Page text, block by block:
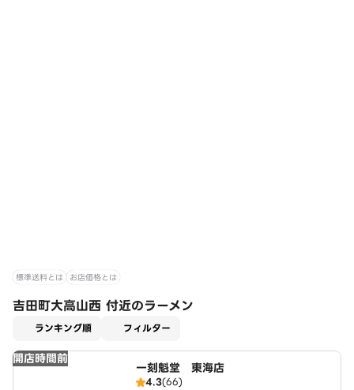
標準送料とは お店価格とは
吉田町大高山西 付近のラーメン
ランキング順 フィルター
開店時間前
一刻魁堂 東海店
4.3(66)